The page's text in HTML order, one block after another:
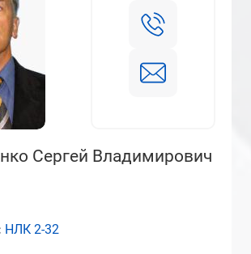
Сергей Владимирович
НЛК 2-32